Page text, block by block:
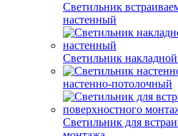
Светильник
настенный
Светильник
настенно-потолочный
Светильник для